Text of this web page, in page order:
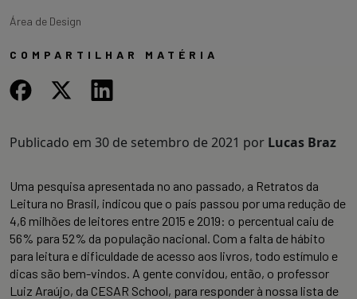
Área de Design
COMPARTILHAR MATÉRIA
Publicado em 30 de setembro de 2021 por Lucas Braz
Uma pesquisa apresentada no ano passado, a Retratos da
Leitura no Brasil, indicou que o país passou por uma redução de
4,6 milhões de leitores entre 2015 e 2019: o percentual caiu de
56% para 52% da população nacional. Com a falta de hábito
para leitura e dificuldade de acesso aos livros, todo estímulo e
dicas são bem-vindos. A gente convidou, então, o professor
Luiz Araújo, da CESAR School, para responder à nossa lista de